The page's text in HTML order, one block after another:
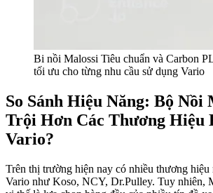
Bi nồi Malossi Tiêu chuẩn và Carbon
tối ưu cho từng nhu cầu sử dụng Vario
So Sánh Hiệu Năng: Bộ Nồi
Trội Hơn Các Thương Hiệu
Vario?
Trên thị trường hiện nay có nhiều thương hiệu
Vario như Koso, NCY, Dr.Pulley. Tuy nhiên,